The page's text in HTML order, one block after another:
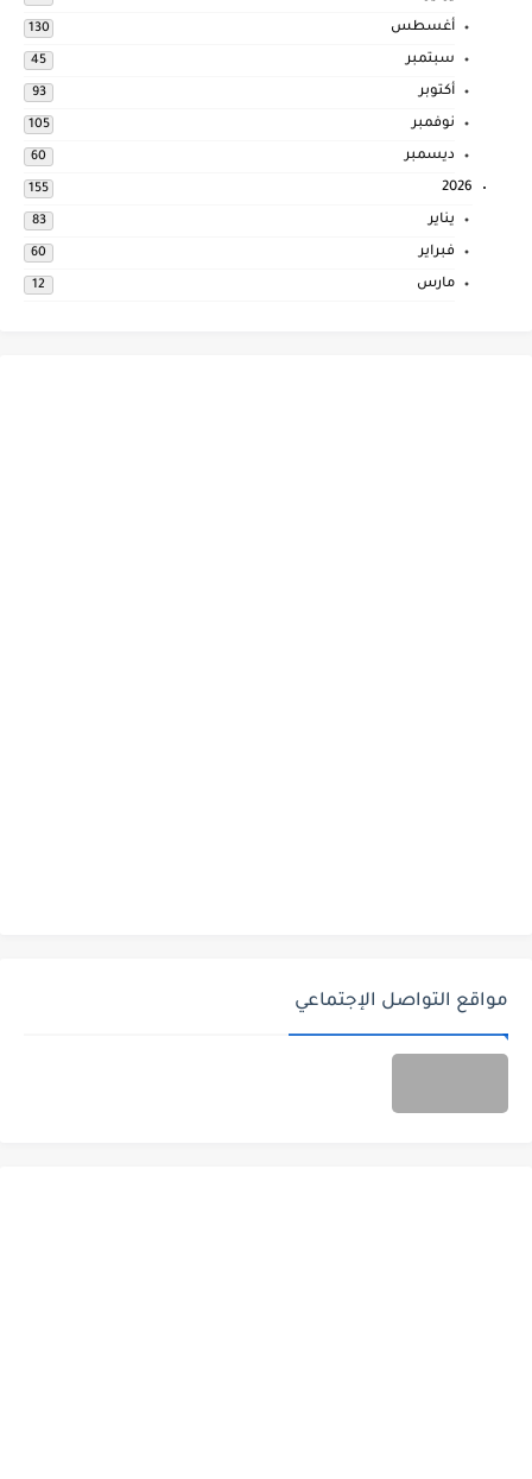
أغسطس 130
سبتمبر 45
أكتوبر 93
نوفمبر 105
ديسمبر 60
2026
155
يناير 83
فبراير 60
مارس 12
مواقع التواصل الإجتماعي